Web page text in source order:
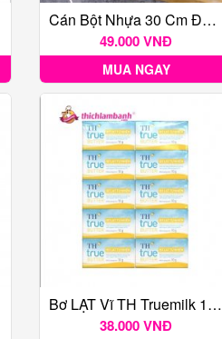
Cán Bột Nhựa 30 Cm Đường Kính 4cm
49.000 VNĐ
MUA NGAY
Bơ LẠT Vĩ TH Truemilk 10g (10 Viên)
38.000 VNĐ